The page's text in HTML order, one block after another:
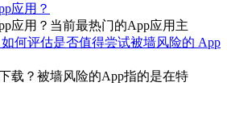
应用？
应用？当前最热门的App应用主
何评估是否值得尝试被墙风险的 App
载？被墙风险的App指的是在特